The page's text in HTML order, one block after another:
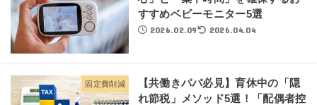
すすめベビーモニター5選
2026.02.09 2026.04.04
固定費削減
【共働きパパ必見】育休中の「隠
れ節税」メソッド5選！「配偶者控